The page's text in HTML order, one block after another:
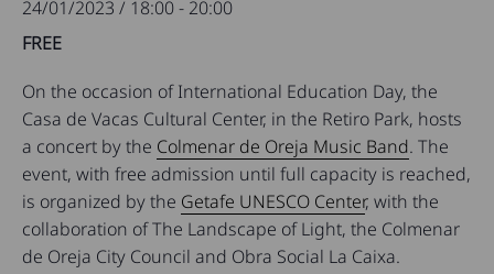
24/01/2023 / 18:00- 20:00
FREE
On the occasion of International Education Day, the
Casa de Vacas Cultural Center, in the Retiro Park, hosts
a concert by the Colmenar de Oreja Music Band. The
event, with free admission until full capacity is reached,
is organized by the Getafe UNESCO Center, with the
collaboration of The Landscape of Light, the Colmenar
de Oreja City Council and Obra Social La Caixa.